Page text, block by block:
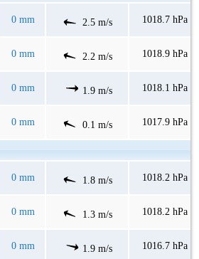
0 mm 2.5 m/s 1018.7 hPa
0 mm 2.2 m/s 1018.9 hPa
0 mm 1.9 m/s 1018.1 hPa
0 mm 0.1 m/s 1017.9 hPa
0 mm 1.8 m/s 1018.2 hPa
0 mm 1.3 m/s 1018.2 hPa
0 mm 1.9 m/s 1016.7 hPa